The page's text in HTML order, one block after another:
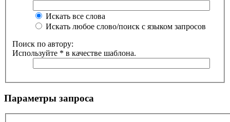
Искать все слова
Искать любое слово/поиск с языком запросов
Поиск по автору:
Используйте * в качестве шаблона.
Параметры запроса